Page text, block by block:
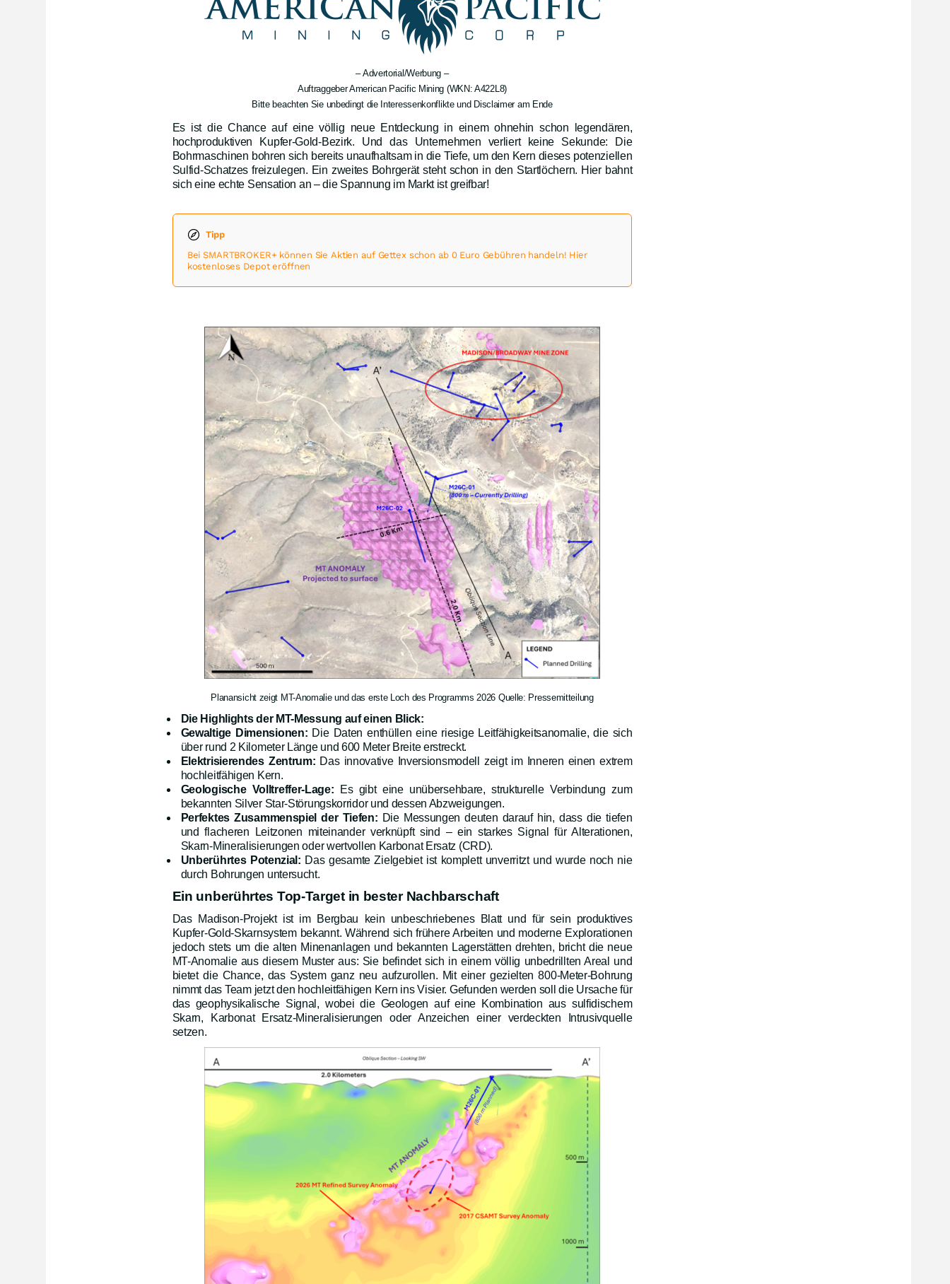
– Advertorial/Werbung –
Auftraggeber American Pacific Mining (WKN: A422L8)
Bitte beachten Sie unbedingt die Interessenkonflikte und Disclaimer am Ende
Es ist die Chance auf eine völlig neue Entdeckung in einem ohnehin schon legendären,
hochproduktiven Kupfer-Gold-Bezirk. Und das Unternehmen verliert keine Sekunde: Die
Bohrmaschinen bohren sich bereits unaufhaltsam in die Tiefe, um den Kern dieses potenziellen
Sulfid-Schatzes freizulegen. Ein zweites Bohrgerät steht schon in den Startlöchern. Hier bahnt
sich eine echte Sensation an – die Spannung im Markt ist greifbar!
Tipp
Bei SMARTBROKER+ können Sie Aktien auf Gettex schon ab 0 Euro Gebühren handeln! Hier
kostenloses Depot eröffnen
Planansicht zeigt MT-Anomalie und das erste Loch des Programms 2026 Quelle: Pressemitteilung
Die Highlights der MT-Messung auf einen Blick:
Gewaltige Dimensionen: Die Daten enthüllen eine riesige Leitfähigkeitsanomalie, die sich
über rund 2 Kilometer Länge und 600 Meter Breite erstreckt.
Elektrisierendes Zentrum: Das innovative Inversionsmodell zeigt im Inneren einen extrem
hochleitfähigen Kern.
Geologische Volltreffer-Lage:
Es gibt eine unübersehbare, strukturelle Verbindung zum
bekannten Silver Star-Störungskorridor und dessen Abzweigungen.
Perfektes Zusammenspiel der Tiefen: Die Messungen deuten darauf hin, dass die tiefen
und flacheren Leitzonen miteinander verknüpft sind – ein starkes Signal für Alterationen,
Skarn-Mineralisierungen oder wertvollen Karbonat Ersatz (CRD).
Unberührtes Potenzial: Das gesamte Zielgebiet ist komplett unverritzt und wurde noch nie
durch Bohrungen untersucht.
Ein unberührtes Top-Target in bester Nachbarschaft
Das Madison-Projekt ist im Bergbau kein unbeschriebenes Blatt und für sein produktives
Kupfer-Gold-Skarnsystem bekannt. Während sich frühere Arbeiten und moderne Explorationen
jedoch stets um die alten Minenanlagen und bekannten Lagerstätten drehten, bricht die neue
MT-Anomalie aus diesem Muster aus: Sie befindet sich in einem völlig unbedrillten Areal und
bietet die Chance, das System ganz neu aufzurollen. Mit einer gezielten 800-Meter-Bohrung
nimmt das Team jetzt den hochleitfähigen Kern ins Visier. Gefunden werden soll die Ursache für
das geophysikalische Signal, wobei die Geologen auf eine Kombination aus sulfidischem
Skarn, Karbonat Ersatz-Mineralisierungen oder Anzeichen einer verdeckten Intrusivquelle
setzen.